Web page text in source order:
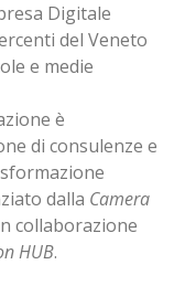
Digitale
del Veneto
e medie
è
di consulenze e
dalla Camera
collaborazione
HUB.